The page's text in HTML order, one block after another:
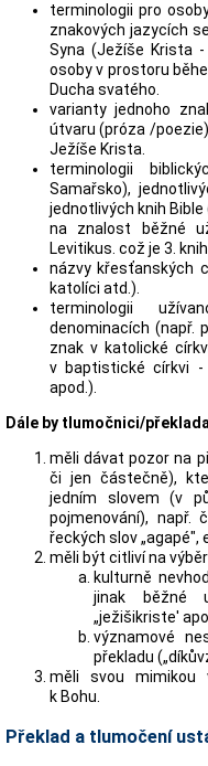
terminologii pro
znakových jazycích
Syna (Ježíše Krista
osoby v prostoru
Ducha svatého.
varianty jednoho
útvaru (próza /
Ježíše Krista.
terminologii
Samařsko),
jednotlivých knih
na znalost běžné
Levitikus. což je 3.
názvy křesťanských
katolíci atd.).
terminologii
denominacích (např.
znak v katolické
v baptistické církvi -
apod.).
Dále by tlumočnici/
měli dávat pozor na
či jen částečně),
jedním slovem (v
pojmenování), např.
řeckých slov „agapé",
měli být citliví na
kulturně
jinak běžné
„ježišikriste'
významové
překladu
měli svou mimikou
k Bohu.
Překlad a tlumočení